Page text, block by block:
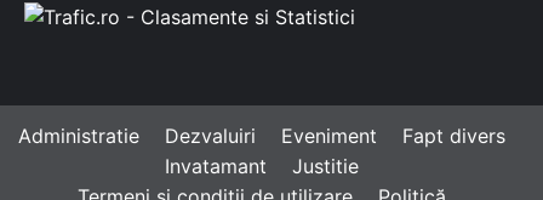
Administratie Dezvaluiri Eveniment
Fapt divers
Invatamant
Justitie